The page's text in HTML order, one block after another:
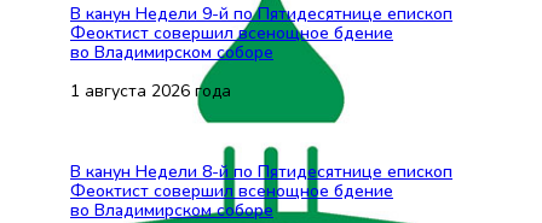
В канун Недели 9-й по Пятидесятнице епископ
Феоктист совершил всенощное бдение
во Владимирском соборе
1 августа 2026 года
В канун Недели 8-й по Пятидесятнице епископ
Феоктист совершил всенощное бдение
во Владимирском соборе